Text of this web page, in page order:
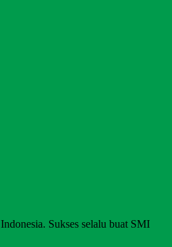
Sukses selalu buat SMI